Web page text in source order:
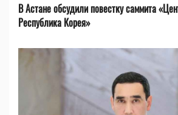
В Астане обсудили повестку саммита
Республика Корея»